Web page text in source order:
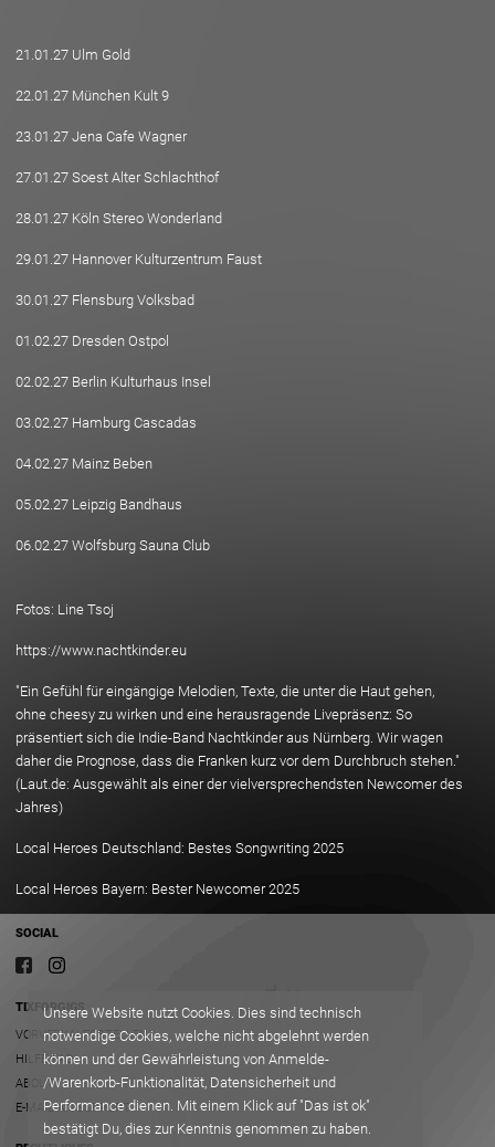
21.01.27 Ulm Gold
22.01.27 München Kult 9
23.01.27 Jena Cafe Wagner
27.01.27 Soest Alter Schlachthof
28.01.27 Köln Stereo Wonderland
29.01.27 Hannover Kulturzentrum Faust
30.01.27 Flensburg Volksbad
01.02.27 Dresden Ostpol
02.02.27 Berlin Kulturhaus Insel
03.02.27 Hamburg Cascadas
04.02.27 Mainz Beben
05.02.27 Leipzig Bandhaus
06.02.27 Wolfsburg Sauna Club
Fotos: Line Tsoj
https://www.nachtkinder.eu
"Ein Gefühl für eingängige Melodien, Texte, die unter die Haut gehen,
ohne cheesy zu wirken und eine herausragende Livepräsenz: So
präsentiert sich die Indie-Band Nachtkinder aus Nürnberg. Wir wagen
daher die Prognose, dass die Franken kurz vor dem Durchbruch stehen."
(Laut.de: Ausgewählt als einer der vielversprechendsten Newcomer des
Jahres)
Local Heroes Deutschland: Bestes Songwriting 2025
Local Heroes Bayern: Bester Newcomer 2025
SOCIAL
TIXFORGIGS
VORVERKAUFSSTELLEN
HILFE/FAQ
ABOUT
E-MAIL AN SUPPORT
Unsere Website nutzt Cookies. Dies sind technisch
notwendige Cookies, welche nicht abgelehnt werden
können und der Gewährleistung von Anmelde-
/Warenkorb-Funktionalität, Datensicherheit und
Performance dienen. Mit einem Klick auf "Das ist ok"
bestätigt Du, dies zur Kenntnis genommen zu haben.